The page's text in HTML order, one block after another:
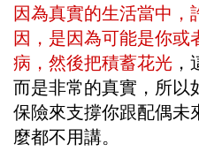
因為真實的生活當中，
因，是因為可能是你或
病，然後把積蓄花光
而是非常的真實，所以
保險來支撐你跟配偶未
麼都不用講。